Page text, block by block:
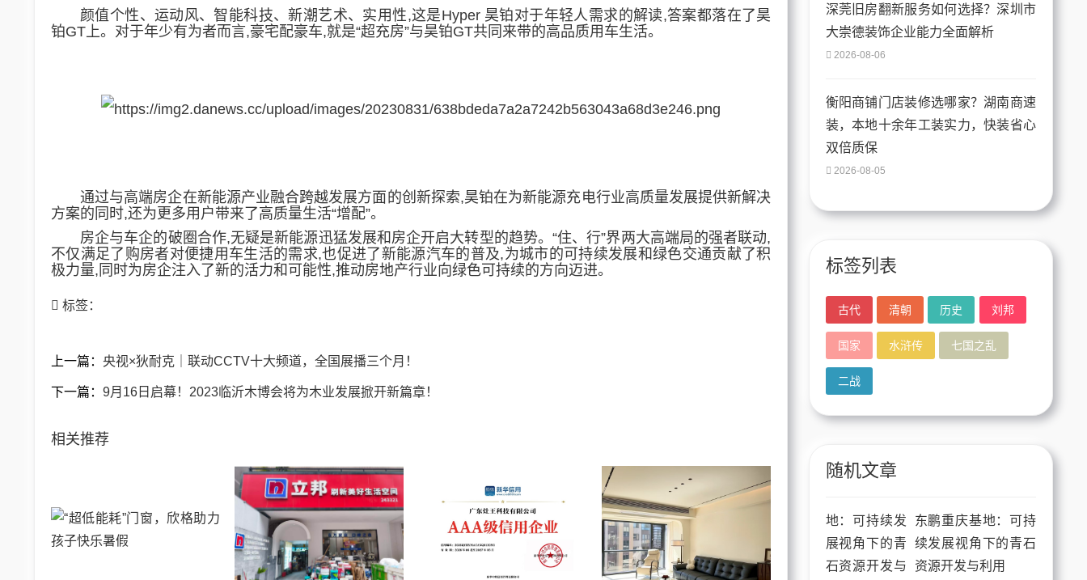
颜值个性、运动风、智能科技、新潮艺术、实用性,这是Hyper 昊铂对于年轻人需求的解读,答案都落在了昊
铂GT上。 对于年少有为者而言,豪宅配豪车,就是“超充房”与昊铂GT共同来带的高品质用车生活。
通过与高端房企在新能源产业融合跨越发展方面的创新探索,昊铂在为新能源充电行业高质量发展提供新解决
方案的同时,还为更多用户带来了高质量生活“增配”。
房企与车企的破圈合作,无疑是新能源迅猛发展和房企开启大转型的趋势。“住、行”界两大高端局的强者联动,
不仅满足了购房者对便捷用车生活的需求,也促进了新能源汽车的普及,为城市的可持续发展和绿色交通贡献了积
极力量, 同时为房企注入了新的活力和可能性,推动房地产行业向绿色可持续的方向迈进。
标签：
上一篇： 央视×狄耐克｜联动CCTV十大频道，全国展播三个月！
下一篇： 9月16日启幕！2023临沂木博会将为木业发展掀开新篇章！
相关推荐
深莞旧房翻新服务如何选择？深圳市
大崇德装饰企业能力全面解析
2026-08-06
衡阳商铺门店装修选哪家？湖南商速
装，本地十余年工装实力，快装省心
双倍质保
2026-08-05
标签列表
古代 清朝 历史 刘邦
国家 水浒传 七国之乱
二战
随机文章
东鹏重庆基地：可持
续发展视角下的青石
资源开发与利用